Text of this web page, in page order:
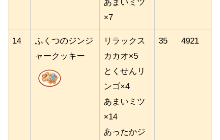
あまいミツ
×7
14
ふくつのジンジ
ャークッキー
リラックス
カカオ×5
とくせんリ
ンゴ×4
あまいミツ
×14
あったかジ
35 4921